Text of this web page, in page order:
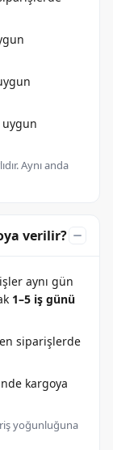
Aynı anda
verilir?
aynı gün
1–5 iş günü
siparişlerde
kargoya
yoğunluğuna